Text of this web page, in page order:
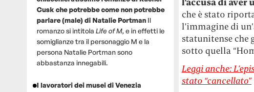
Cusk che potrebbe come non potrebbe
parlare (male) di Natalie Portman Il
romanzo si intitola Life of M, e in effetti le
somiglianze tra il personaggio M e la
persona Natalie Portman sono
abbastanza innegabili.
I lavoratori dei musei di Venezia
che è stato
l’immagine di
statunitense che
sotto quella
Leggi anche:
stato “cancellato”